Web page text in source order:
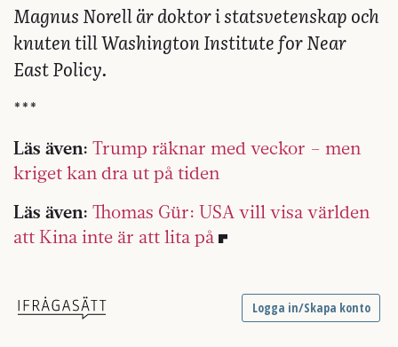
Magnus Norell är doktor i statsvetenskap och
knuten till Washington Institute for Near
East Policy.
***
Läs även: Trump räknar med veckor – men
kriget kan dra ut på tiden
Läs även: Thomas Gür: USA vill visa världen
att Kina inte är att lita på